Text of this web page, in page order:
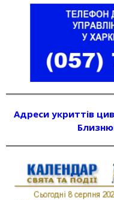
Адреси укриттів